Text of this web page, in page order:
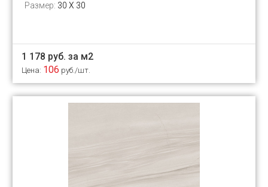
Размер: 30 Х 30
1 178 руб. за м2
Цена: 106 руб./шт.